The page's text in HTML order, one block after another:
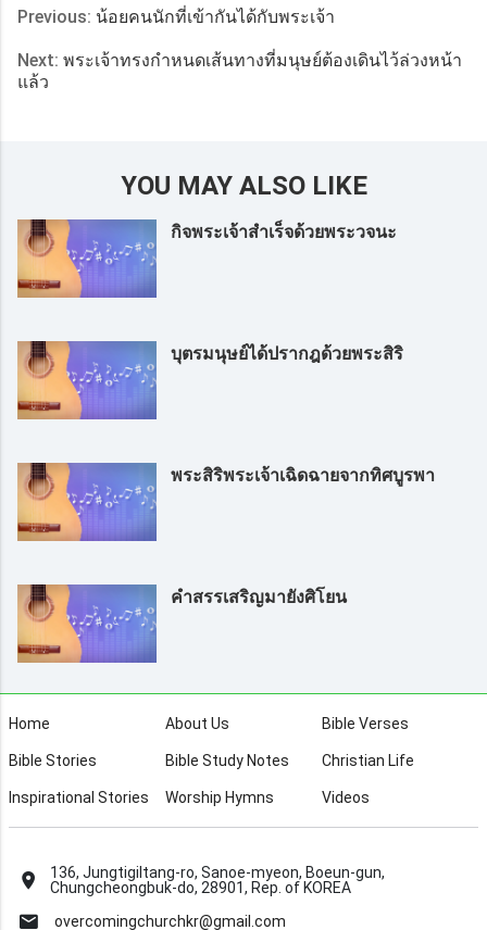
Previous: น้อยคนนักที่เข้ากันได้กับพระเจ้า
Next: พระเจ้าทรงกำหนดเส้นทางที่มนุษย์ต้องเดินไว้ล่วงหน้า
แล้ว
YOU MAY ALSO LIKE
กิจพระเจ้าสำเร็จด้วยพระวจนะ
บุตรมนุษย์ได้ปรากฎด้วยพระสิริ
พระสิริพระเจ้าเฉิดฉายจากทิศบูรพา
คำสรรเสริญมายังศิโยน
Home About Us Bible Verses
Bible Stories Bible Study Notes Christian Life
Inspirational Stories Worship Hymns Videos
136, Jungtigiltang-ro, Sanoe-myeon, Boeun-gun,
Chungcheongbuk-do, 28901, Rep. of KOREA
overcomingchurchkr@gmail.com